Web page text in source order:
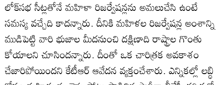
లోక్‌సభ సీట్లతోనే మహిళా రిజర్వేషన్లను అమలుచేసి ఉంటే
సమస్య వచ్చేది కాదన్నారు. దీనికి మహిళల రిజర్వేషన్ల అంశాన్ని
ముడిపెట్టి వారి భుజాల మీదనుంచి దక్షిణాది రాష్ట్రాల గొంతు
కోయాలని చూసిందన్నారు. దీంతో ఒక చారిత్రక అవకాశం
చేజారిపోయిందని కేటీఆర్‌ ఆవేదన వ్యక్తంచేశారు. ఎన్నికల్లో లబ్ధి